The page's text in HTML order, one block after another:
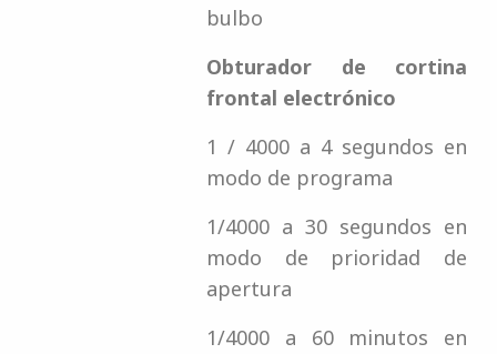
bulbo
Obturador de cortina
frontal electrónico
1 / 4000 a 4 segundos en
modo de programa
1/4000 a 30 segundos en
modo de prioridad de
apertura
1/4000 a 60 minutos en